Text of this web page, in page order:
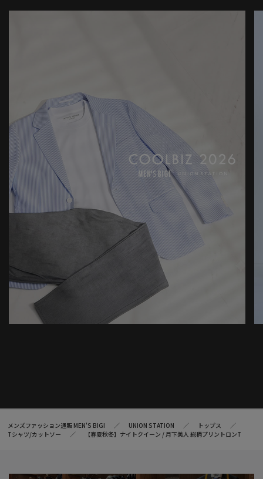
メンズファッション通販 MEN'S BIGI UNION STATION
トップス
Tシャツ/カットソー
【春夏秋冬】ナイトクイーン / 月下美人 総柄プリントロンT